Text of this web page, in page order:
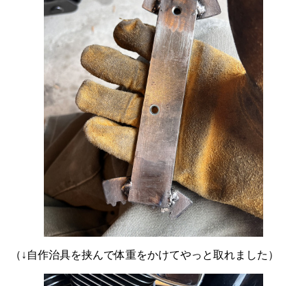
（↓自作治具を挟んで体重をかけてやっと取れました）